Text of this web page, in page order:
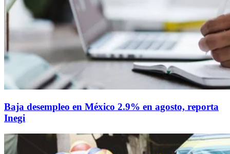
Baja desempleo en México 2.9% en agosto, reporta
Inegi